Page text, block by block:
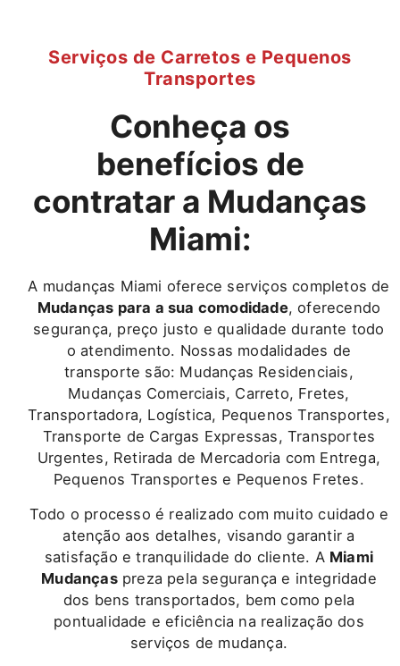
Serviços de Carretos e Pequenos
Transportes
Conheça os
benefícios de
contratar a Mudanças
Miami:
A mudanças Miami oferece serviços completos de
Mudanças para a sua comodidade, oferecendo
segurança, preço justo e qualidade durante todo
o atendimento. Nossas modalidades de
transporte são: Mudanças Residenciais,
Mudanças Comerciais, Carreto, Fretes,
Transportadora, Logística, Pequenos Transportes,
Transporte de Cargas Expressas, Transportes
Urgentes, Retirada de Mercadoria com Entrega,
Pequenos Transportes e Pequenos Fretes.
Todo o processo é realizado com muito cuidado e
atenção aos detalhes, visando garantir a
satisfação e tranquilidade do cliente. A Miami
Mudançaspreza pela segurança e integridade
dos bens transportados, bem como pela
pontualidade e eficiência na realização dos
serviços de mudança.